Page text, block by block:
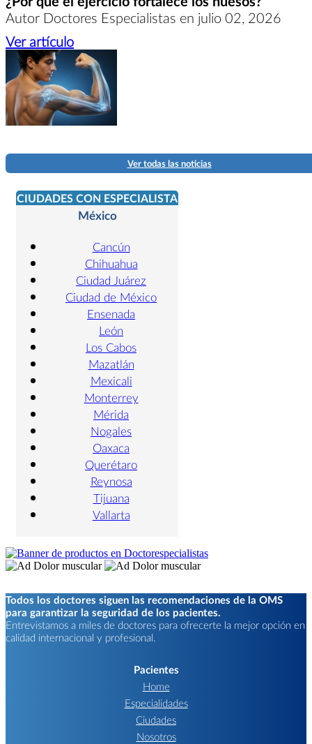
Autor Doctores Especialistas en julio 02, 2026
Ver artículo
Ver todas las noticias
CIUDADES CON ESPECIALISTA
México
Cancún
Chihuahua
Ciudad Juárez
Ciudad de México
Ensenada
León
Los Cabos
Mazatlán
Mexicali
Monterrey
Mérida
Nogales
Oaxaca
Querétaro
Reynosa
Tijuana
Vallarta
Todos los doctores siguen las recomendaciones de la OMS
para garantizar la seguridad de los pacientes.
Entrevistamos a miles de doctores para ofrecerte la mejor opción en
calidad internacional y profesional.
Pacientes
Home
Especialidades
Ciudades
Nosotros